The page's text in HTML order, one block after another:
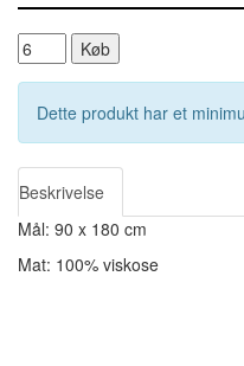
Køb
Dette produkt har et
Beskrivelse
Mål: 90 x 180 cm
Mat: 100% viskose